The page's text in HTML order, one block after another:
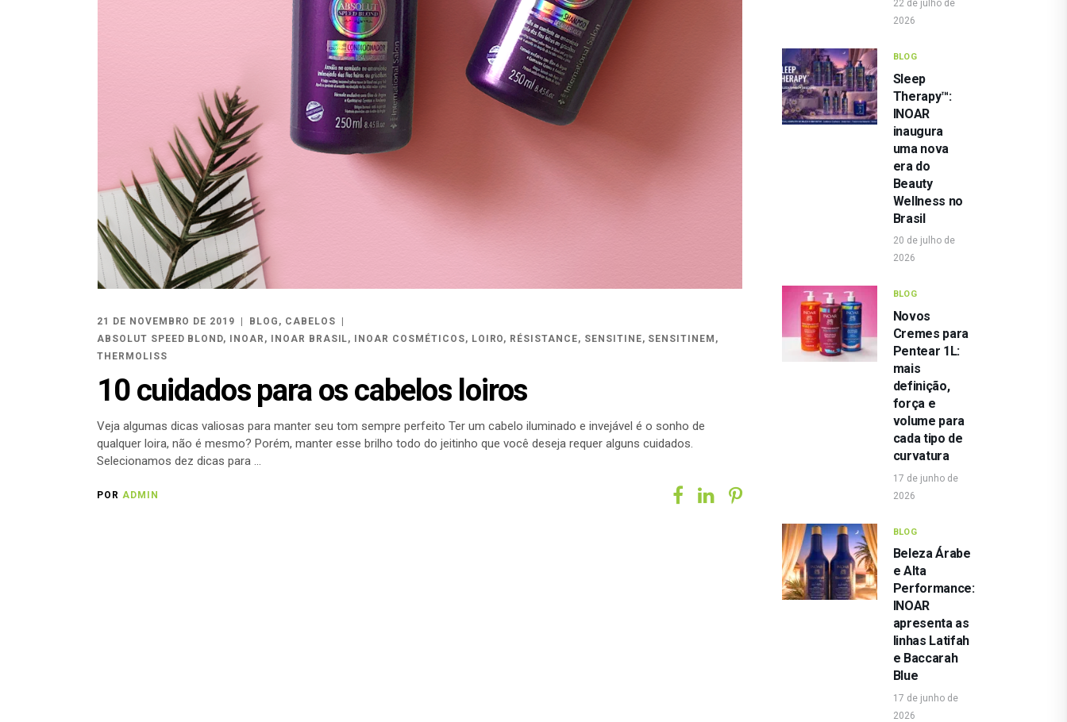
21 DE NOVEMBRO DE 2019 BLOG , CABELOS
ABSOLUT SPEED BLOND, INOAR , INOAR BRASIL, INOAR COSMÉTICOS, LOIRO, RÉSISTANCE, SENSITINE, SENSITINEM ,
THERMOLISS
10 cuidados para os cabelos loiros
Veja algumas dicas valiosas para manter seu tom sempre perfeito Ter um cabelo iluminado e invejável é o sonho de
qualquer loira, não é mesmo? Porém, manter esse brilho todo do jeitinho que você deseja requer alguns cuidados.
Selecionamos dez dicas para
POR ADMIN
22 de julho de
2026
BLOG
Sleep
Therapy™:
INOAR
inaugura
uma nova
era do
Beauty
Wellness no
Brasil
20 de julho de
2026
BLOG
Novos
Cremes para
Pentear 1L:
mais
definição,
força e
volume para
cada tipo de
curvatura
17 de junho de
2026
BLOG
Beleza Árabe
e Alta
Performance:
INOAR
apresenta as
linhas Latifah
e Baccarah
Blue
17 de junho de
2026